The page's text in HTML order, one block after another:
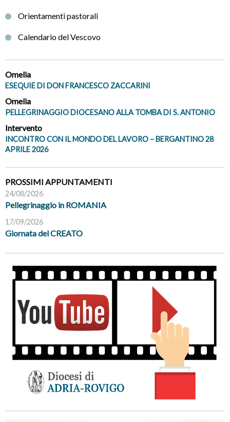
Orientamenti pastorali
Calendario del Vescovo
Omelia
ESEQUIE DI DON FRANCESCO ZACCARINI
Omelia
PELLEGRINAGGIO DIOCESANO ALLA TOMBA DI S. ANTONIO
Intervento
INCONTRO CON IL MONDO DEL LAVORO – BERGANTINO 28
APRILE 2026
PROSSIMI APPUNTAMENTI
24/08/2026
Pellegrinaggio in ROMANIA
17/09/2026
Giornata del CREATO